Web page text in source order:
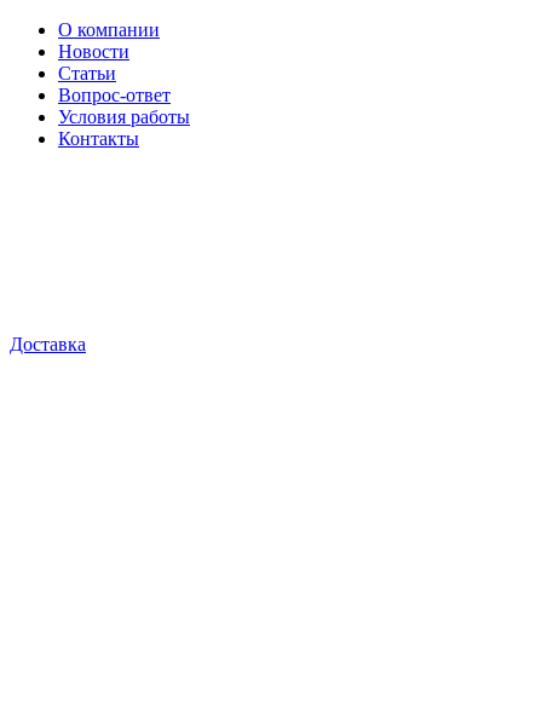
О компании
Новости
Статьи
Вопрос-ответ
Условия работы
Контакты
Доставка